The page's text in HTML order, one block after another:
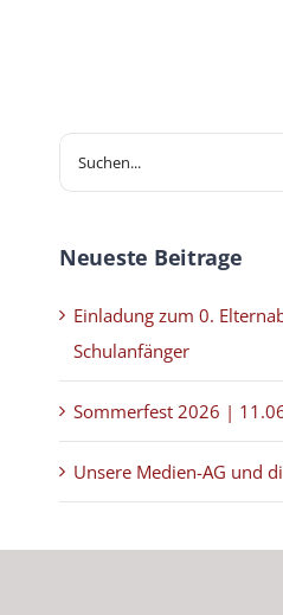
Suche
nach:
Neueste Beitrage
Einladung zum 0.
Schulanfänger
Sommerfest 2026 |
Unsere Medien-AG und